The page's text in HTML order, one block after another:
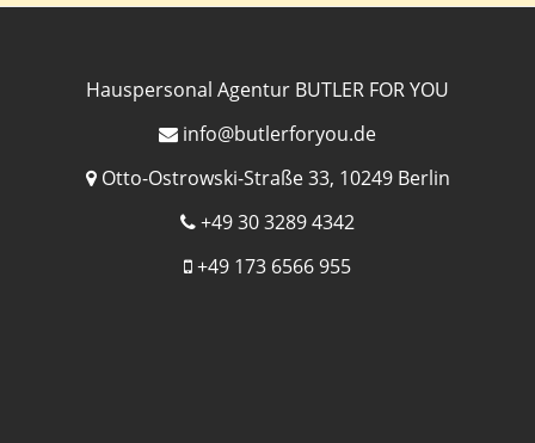
Hauspersonal Agentur BUTLER FOR YOU
info@butlerforyou.de
Otto-Ostrowski-Straße 33, 10249 Berlin
+49 30 3289 4342
+49 173 6566 955